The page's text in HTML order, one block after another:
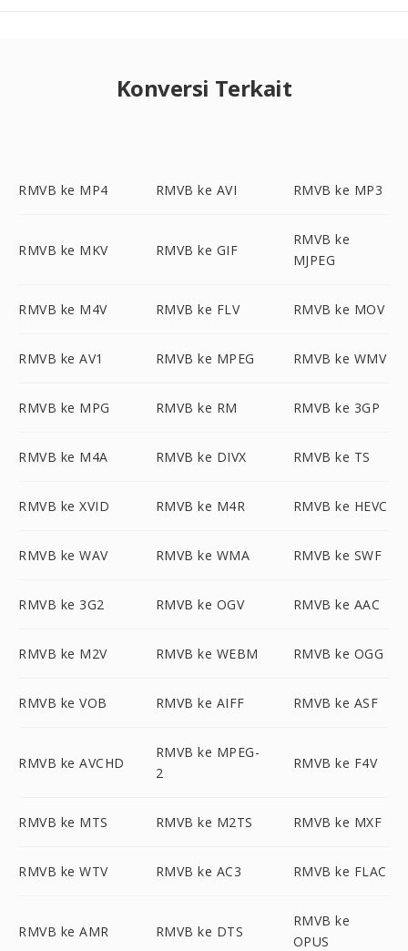
Konversi Terkait
RMVB ke MP4 RMVB ke AVI RMVB ke MP3
RMVB ke MKV RMVB ke GIF
RMVB ke
MJPEG
RMVB ke M4V RMVB ke FLV RMVB ke MOV
RMVB ke AV1 RMVB ke MPEG RMVB ke WMV
RMVB ke MPG RMVB ke RM RMVB ke 3GP
RMVB ke M4A RMVB ke DIVX RMVB ke TS
RMVB ke XVID RMVB ke M4R RMVB ke HEVC
RMVB ke WAV RMVB ke WMA RMVB ke SWF
RMVB ke 3G2 RMVB ke OGV RMVB ke AAC
RMVB ke M2V RMVB ke WEBM RMVB ke OGG
RMVB ke VOB RMVB ke AIFF RMVB ke ASF
RMVB ke AVCHD
RMVB ke MPEG-
2
RMVB ke F4V
RMVB ke MTS RMVB ke M2TS RMVB ke MXF
RMVB ke WTV RMVB ke AC3 RMVB ke FLAC
RMVB ke AMR RMVB ke DTS
RMVB ke
OPUS